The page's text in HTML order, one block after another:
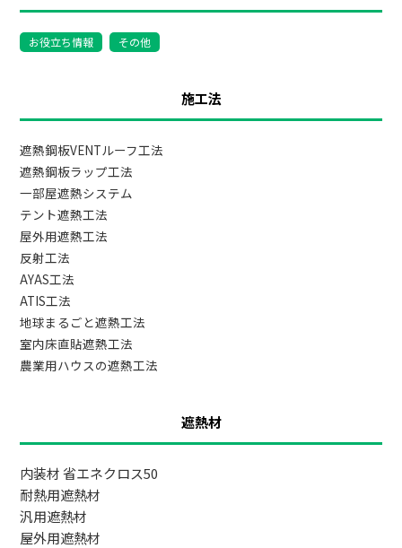
お役立ち情報 その他
施工法
遮熱鋼板VENTルーフ工法
遮熱鋼板ラップ工法
一部屋遮熱システム
テント遮熱工法
屋外用遮熱工法
反射工法
AYAS工法
ATIS工法
地球まるごと遮熱工法
室内床直貼遮熱工法
農業用ハウスの遮熱工法
遮熱材
内装材 省エネクロス50
耐熱用遮熱材
汎用遮熱材
屋外用遮熱材